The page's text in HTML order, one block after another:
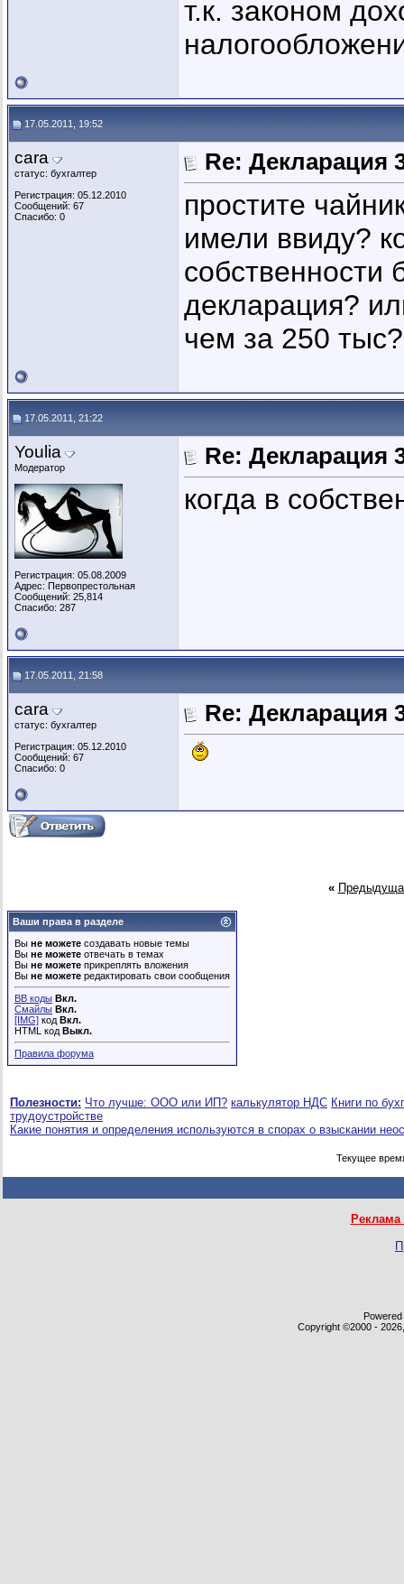
т.к. законом
17.05.2011, 19:52
cara
статус: бухгалтер
Регистрация: 05.12.2010
Сообщений: 67
Спасибо: 0
Re: Декларация
простите
имели ввиду?
собственности
декларация?
чем за 250 тыс?
17.05.2011, 21:22
Youlia
Модератор
Регистрация: 05.08.2009
Адрес: Первопрестольная
Сообщений: 25,814
Спасибо: 287
Re: Декларация
когда в
17.05.2011, 21:58
cara
статус: бухгалтер
Регистрация: 05.12.2010
Сообщений: 67
Спасибо: 0
Re: Декларация
«
Ваши права в разделе
Вы не можете создавать новые темы
Вы не можете отвечать в темах
Вы не можете прикреплять вложения
Вы не можете редактировать свои сообщения
BB коды Вкл.
Смайлы Вкл.
[IMG] код Вкл.
HTML код Выкл.
Правила форума
Полезности: Что лучше: ООО или ИП? калькулятор НДС Книги по
трудоустройстве
Какие понятия и определения используются в спорах о взыскании
Текущее
Copyright ©2000 -